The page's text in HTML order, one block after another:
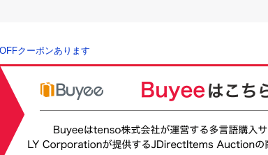
クーポンあります